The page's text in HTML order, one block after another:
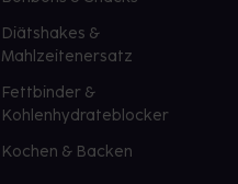
Diätshakes &
Mahlzeitenersatz
Fettbinder &
Kohlenhydrateblocker
Kochen & Backen